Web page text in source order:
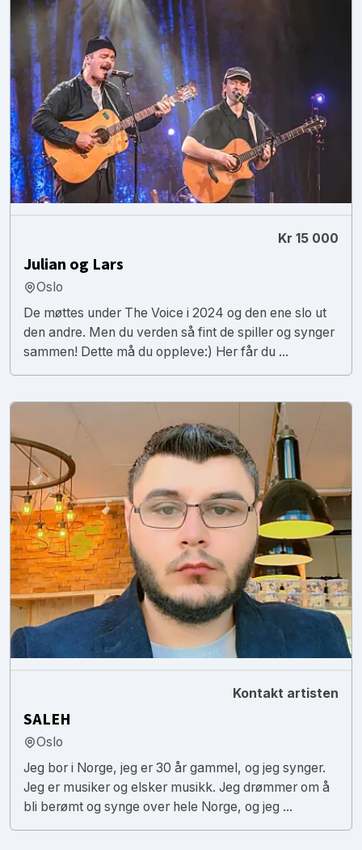
Kr 15 000
Julian og Lars
Oslo
De møttes under The Voice i 2024 og den ene slo ut
den andre. Men du verden så fint de spiller og synger
sammen! Dette må du oppleve:) Her får du ...
Kontakt artisten
SALEH
Oslo
Jeg bor i Norge, jeg er 30 år gammel, og jeg synger.
Jeg er musiker og elsker musikk. Jeg drømmer om å
bli berømt og synge over hele Norge, og jeg ...